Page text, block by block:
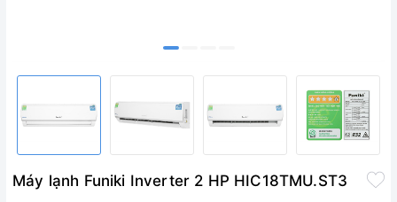
Máy lạnh Funiki Inverter 2 HP HIC18TMU.ST3